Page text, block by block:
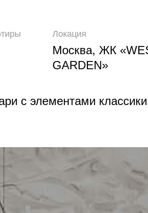
Локация
Москва, ЖК
GARDEN»
с элементами классики